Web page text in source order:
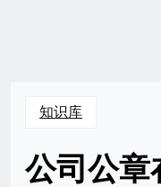
知识库
公司公章